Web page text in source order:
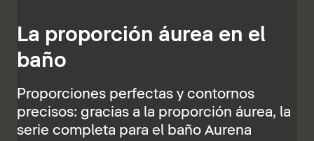
La proporción áurea en el
baño
Proporciones perfectas y contornos
precisos: gracias a la proporción áurea, la
serie completa para el baño Aurena